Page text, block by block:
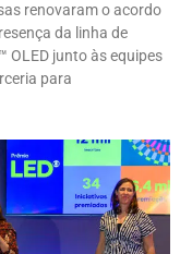
renovaram o acordo
da linha de
OLED junto às equipes
para